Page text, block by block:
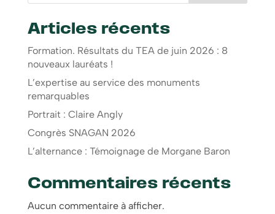
Articles récents
Formation. Résultats du TEA de juin 2026 : 8
nouveaux lauréats !
L’expertise au service des monuments
remarquables
Portrait : Claire Angly
Congrès SNAGAN 2026
L’alternance : Témoignage de Morgane Baron
Commentaires récents
Aucun commentaire à afficher.